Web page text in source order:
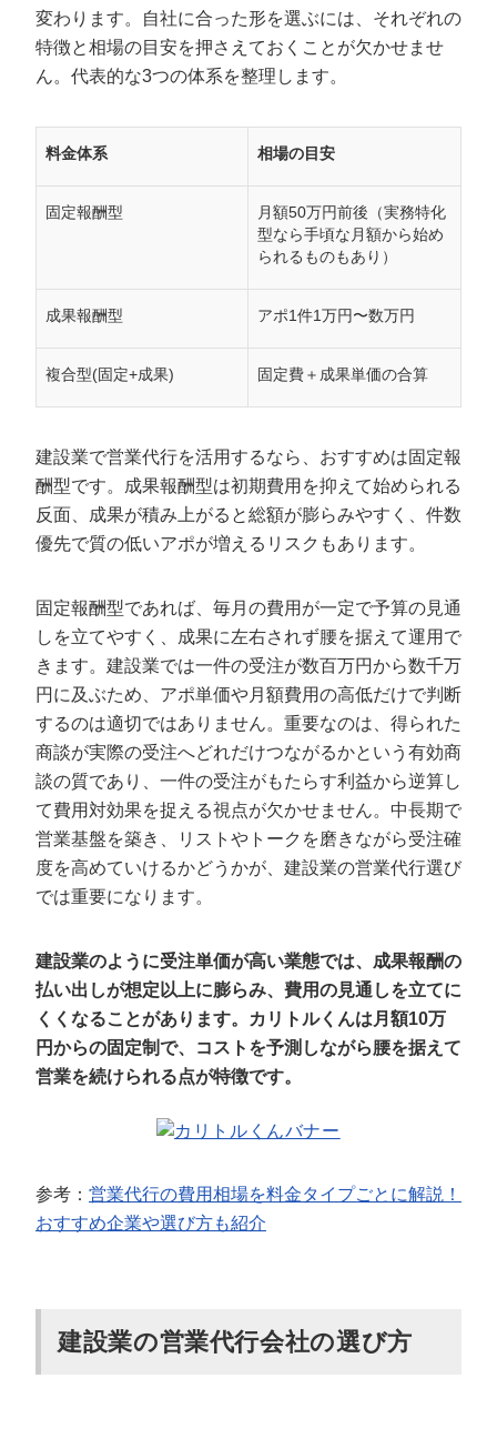
変わります。自社に合った形を選ぶには、それぞれの
特徴と相場の目安を押さえておくことが欠かせませ
ん。代表的な3つの体系を整理します。
料金体系 相場の目安
固定報酬型
月額50万円前後（実務特化
型なら手頃な月額から始め
られるものもあり）
成果報酬型 アポ1件1万円〜数万円
複合型(固定+成果) 固定費＋成果単価の合算
建設業で営業代行を活用するなら、おすすめは固定報
酬型です。成果報酬型は初期費用を抑えて始められる
反面、成果が積み上がると総額が膨らみやすく、件数
優先で質の低いアポが増えるリスクもあります。
固定報酬型であれば、毎月の費用が一定で予算の見通
しを立てやすく、成果に左右されず腰を据えて運用で
きます。建設業では一件の受注が数百万円から数千万
円に及ぶため、アポ単価や月額費用の高低だけで判断
するのは適切ではありません。重要なのは、得られた
商談が実際の受注へどれだけつながるかという有効商
談の質であり、一件の受注がもたらす利益から逆算し
て費用対効果を捉える視点が欠かせません。中長期で
営業基盤を築き、リストやトークを磨きながら受注確
度を高めていけるかどうかが、建設業の営業代行選び
では重要になります。
建設業のように受注単価が高い業態では、成果報酬の
払い出しが想定以上に膨らみ、費用の見通しを立てに
くくなることがあります。カリトルくんは月額10万
円からの固定制で、コストを予測しながら腰を据えて
営業を続けられる点が特徴です。
参考： 営業代行の費用相場を料金タイプごとに解説！
おすすめ企業や選び方も紹介
建設業の営業代行会社の選び方